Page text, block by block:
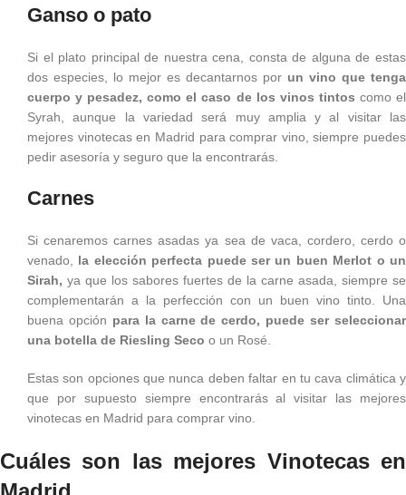
Ganso o pato
Si el plato principal de nuestra cena, consta de alguna de estas
dos especies, lo mejor es decantarnos por un vino que tenga
cuerpo y pesadez, como el caso de los vinos tintos como el
Syrah, aunque la variedad será muy amplia y al visitar las
mejores vinotecas en Madrid para comprar vino, siempre puedes
pedir asesoría y seguro que la encontrarás.
Carnes
Si cenaremos carnes asadas ya sea de vaca, cordero, cerdo o
venado, la elección perfecta puede ser un buen Merlot o un
Sirah, ya que los sabores fuertes de la carne asada, siempre se
complementarán a la perfección con un buen vino tinto. Una
buena opción para la carne de cerdo, puede ser seleccionar
una botella de Riesling Seco o un Rosé.
Estas son opciones que nunca deben faltar en tu cava climática y
que por supuesto siempre encontrarás al visitar las mejores
vinotecas en Madrid para comprar vino.
Cuáles son las mejores Vinotecas en